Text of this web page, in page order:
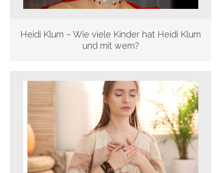
Heidi Klum – Wie viele Kinder hat Heidi Klum
und mit wem?